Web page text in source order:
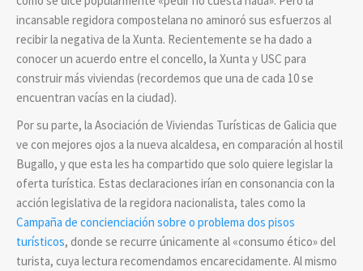
incansable regidora compostelana no aminoró sus esfuerzos al
recibir la negativa de la Xunta. Recientemente se ha dado a
conocer un acuerdo entre el concello, la Xunta y USC para
construir más viviendas (recordemos que una de cada 10 se
encuentran vacías en la ciudad).
Por su parte, la Asociación de Viviendas Turísticas de Galicia que
ve con mejores ojos a la nueva alcaldesa, en comparación al hostil
Bugallo, y que esta les ha compartido que solo quiere legislar la
oferta turística. Estas declaraciones irían en consonancia con la
acción legislativa de la regidora nacionalista, tales como la
Campaña de concienciación sobre o problema dos pisos
turísticos, donde se recurre únicamente al «consumo ético» del
turista, cuya lectura recomendamos encarecidamente. Al mismo